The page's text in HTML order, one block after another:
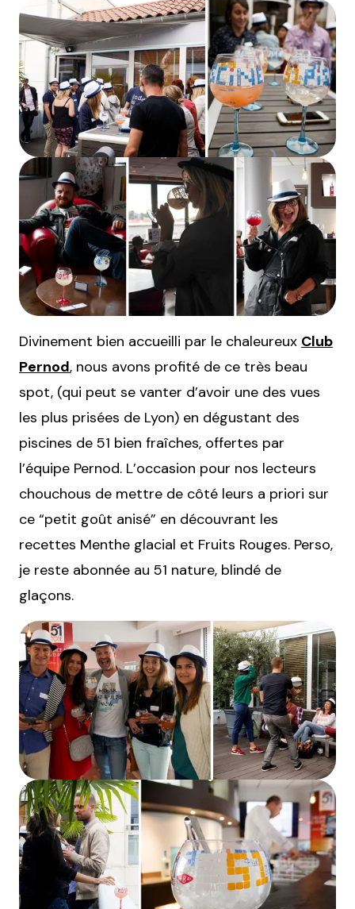
Divinement bien accueilli par le chaleureux Club
Pernod, nous avons profité de ce très beau
spot, (qui peut se vanter d’avoir une des vues
les plus prisées de Lyon) en dégustant des
piscines de 51 bien fraîches, offertes par
l’équipe Pernod. L’occasion pour nos lecteurs
chouchous de mettre de côté leurs a priori sur
ce “petit goût anisé” en découvrant les
recettes Menthe glacial et Fruits Rouges. Perso,
je reste abonnée au 51 nature, blindé de
glaçons.